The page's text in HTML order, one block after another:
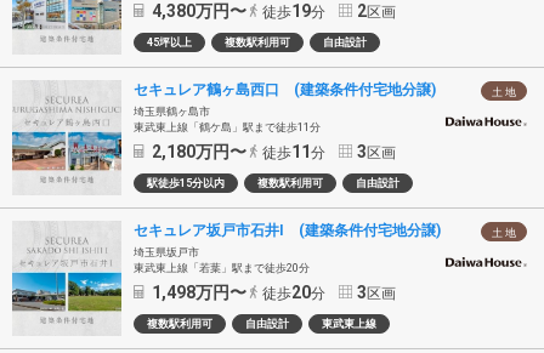
4,380万円〜 徒歩19分 2区画
45坪以上 複数駅利用可 自由設計
土 地
セキュレア鶴ヶ島西口 (建築条件付宅地分譲)
埼玉県鶴ヶ島市
東武東上線「鶴ケ島」駅まで徒歩11分
2,180万円〜 徒歩11 分 3 区画
駅徒歩15分以内 複数駅利用可 自由設計
土 地
セキュレア坂戸市石井I (建築条件付宅地分譲)
埼玉県坂戸市
東武東上線「若葉」駅まで徒歩20分
1,498万円〜 徒歩20分 3 区画
複数駅利用可 自由設計 東武東上線